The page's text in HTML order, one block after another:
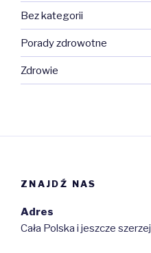
Bez kategorii
Porady zdrowotne
Zdrowie
ZNAJDŹ NAS
Adres
Cała Polska i jeszcze szerzej